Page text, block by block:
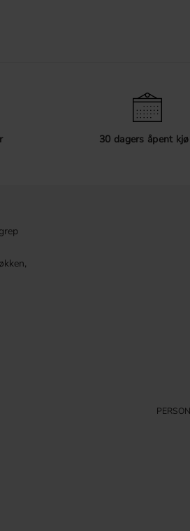
30 dagers åpent